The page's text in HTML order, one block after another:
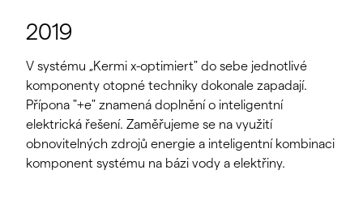
2019
V systému „Kermi x-optimiert" do sebe jednotlivé
komponenty otopné techniky dokonale zapadají.
Přípona "+e" znamená doplnění o inteligentní
elektrická řešení. Zaměřujeme se na využití
obnovitelných zdrojů energie a inteligentní kombinaci
komponent systému na bázi vody a elektřiny.